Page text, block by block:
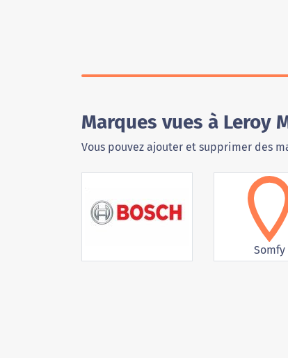
Marques vues à Leroy
Vous pouvez ajouter et supprimer des
Somfy